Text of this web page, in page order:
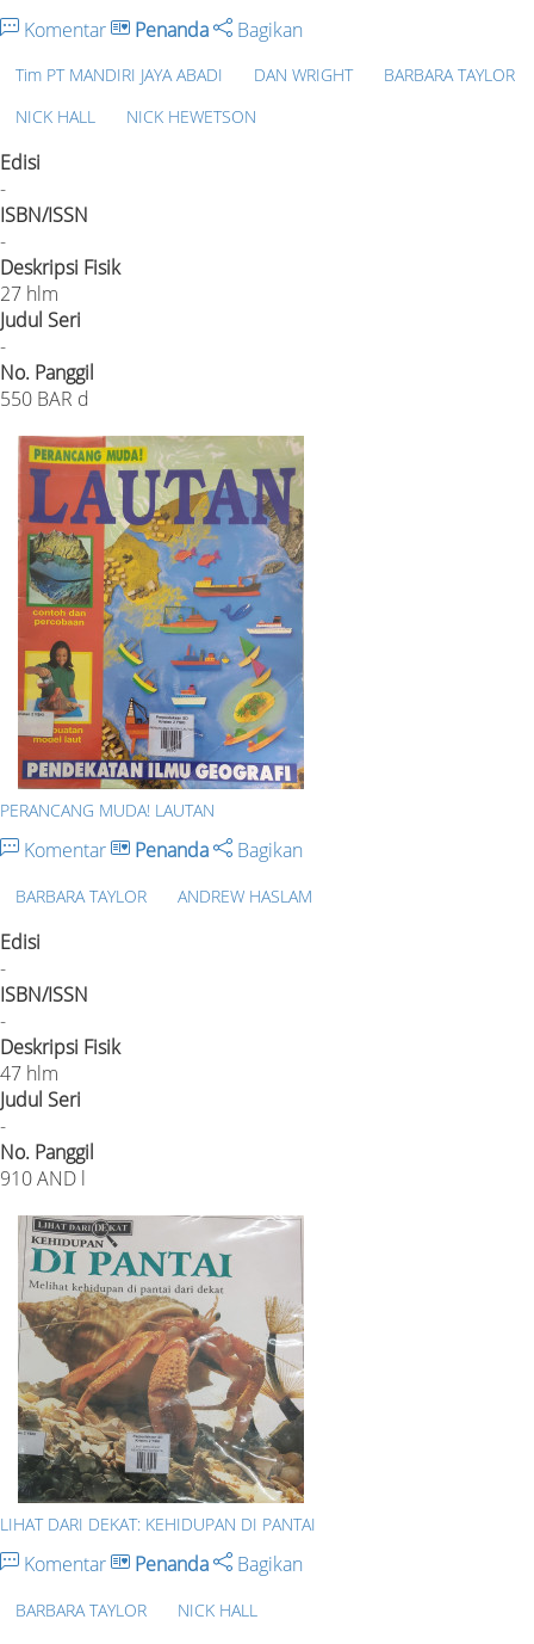
Komentar Penanda Bagikan
Tim PT MANDIRI JAYA ABADI DAN WRIGHT
BARBARA TAYLOR
NICK HALL
NICK HEWETSON
Edisi
-
ISBN/ISSN
-
Deskripsi Fisik
27 hlm
Judul Seri
-
No. Panggil
550 BAR d
PERANCANG MUDA! LAUTAN
Komentar Penanda Bagikan
BARBARA TAYLOR ANDREW HASLAM
Edisi
-
ISBN/ISSN
-
Deskripsi Fisik
47 hlm
Judul Seri
-
No. Panggil
910 AND l
LIHAT DARI DEKAT: KEHIDUPAN DI PANTAI
Komentar Penanda Bagikan
BARBARA TAYLOR NICK HALL